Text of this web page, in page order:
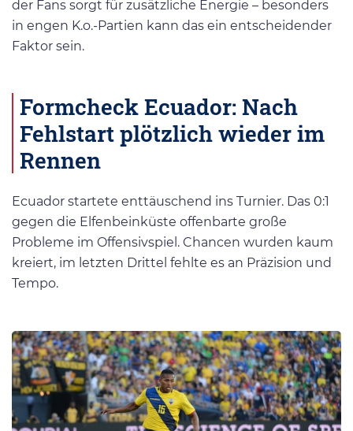
der Fans sorgt für zusätzliche Energie – besonders
in engen K.o.-Partien kann das ein entscheidender
Faktor sein.
Formcheck Ecuador: Nach
Fehlstart plötzlich wieder im
Rennen
Ecuador startete enttäuschend ins Turnier. Das 0:1
gegen die Elfenbeinküste offenbarte große
Probleme im Offensivspiel. Chancen wurden kaum
kreiert, im letzten Drittel fehlte es an Präzision und
Tempo.